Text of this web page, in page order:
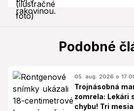
Podobné
05. aug. 2026 o
Trojnásobná
zomrela: Lekári
chybu! Tri